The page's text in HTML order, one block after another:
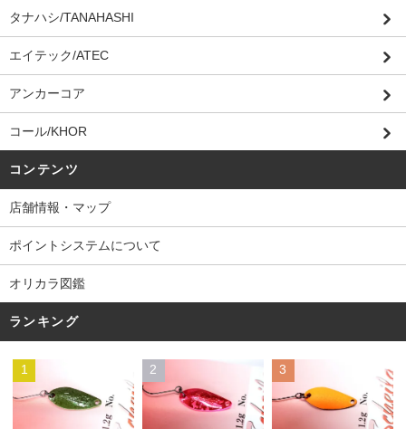
タナハシ/TANAHASHI
エイテック/ATEC
アンカーコア
コール/KHOR
コンテンツ
店舗情報・マップ
ポイントシステムについて
オリカラ図鑑
ランキング
1 2 3